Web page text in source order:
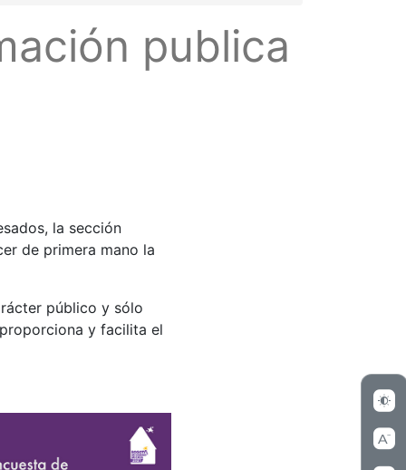
publica
la sección
de primera mano la
público y sólo
y facilita el